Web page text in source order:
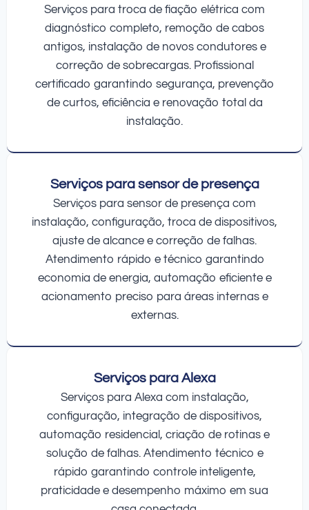
Serviços para troca de fiação elétrica com
diagnóstico completo, remoção de cabos
antigos, instalação de novos condutores e
correção de sobrecargas. Profissional
certificado garantindo segurança, prevenção
de curtos, eficiência e renovação total da
instalação.
Serviços para sensor de presença
Serviços para sensor de presença com
instalação, configuração, troca de dispositivos,
ajuste de alcance e correção de falhas.
Atendimento rápido e técnico garantindo
economia de energia, automação eficiente e
acionamento preciso para áreas internas e
externas.
Serviços para Alexa
Serviços para Alexa com instalação,
configuração, integração de dispositivos,
automação residencial, criação de rotinas e
solução de falhas. Atendimento técnico e
rápido garantindo controle inteligente,
praticidade e desempenho máximo em sua